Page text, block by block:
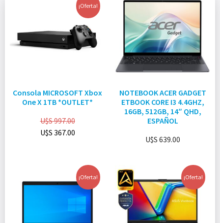
¡Oferta!
Consola MICROSOFT Xbox
One X 1TB *OUTLET*
U$S997.00
U$S 367.00
NOTEBOOK ACER GADGET
ETBOOK CORE I3 4.4GHZ,
16GB, 512GB, 14″ QHD,
ESPAÑOL
U$S 639.00
¡Oferta! ¡Oferta!